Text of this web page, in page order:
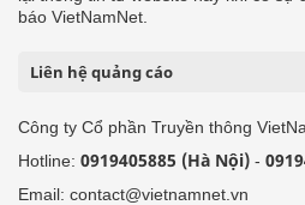
báo VietNamNet.
Liên hệ quảng cáo
Công ty Cổ phần Truyền thông
Hotline: 0919405885 (Hà Nội) -
Email: contact@vietnamnet.vn